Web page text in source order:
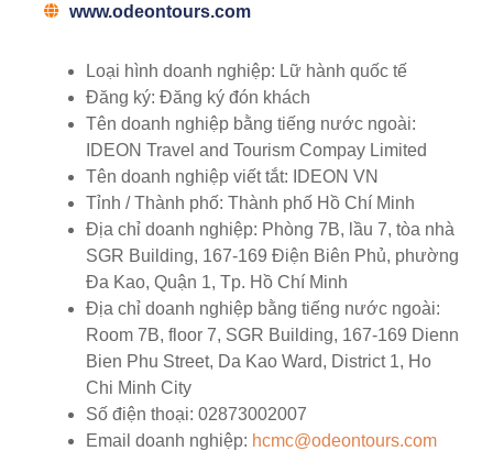
www.odeontours.com
Loại hình doanh nghiệp: Lữ hành quốc tế
Đăng ký: Đăng ký đón khách
Tên doanh nghiệp bằng tiếng nước ngoài:
IDEON Travel and Tourism Compay Limited
Tên doanh nghiệp viết tắt: IDEON VN
Tỉnh / Thành phố: Thành phố Hồ Chí Minh
Địa chỉ doanh nghiệp: Phòng 7B, lầu 7, tòa nhà
SGR Building, 167-169 Điện Biên Phủ, phường
Đa Kao, Quận 1, Tp. Hồ Chí Minh
Địa chỉ doanh nghiệp bằng tiếng nước ngoài:
Room 7B, floor 7, SGR Building, 167-169 Dienn
Bien Phu Street, Da Kao Ward, District 1, Ho
Chi Minh City
Số điện thoại: 02873002007
Email doanh nghiệp: hcmc@odeontours.com